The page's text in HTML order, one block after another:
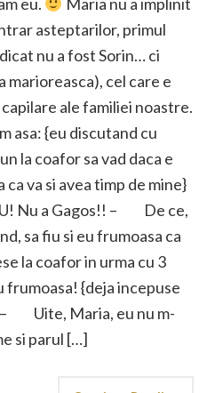
eu.
Maria nu a implinit
asteptarilor, primul
nu a fost Sorin… ci
marioreasca), cel care e
ale familiei noastre.
asa: {eu discutand cu
la coafor sa vad daca e
va si avea timp de mine}
Nu a Gagos!! – De ce,
sa fiu si eu frumoasa ca
la coafor in urma cu 3
{deja incepuse
– Uite, Maria, eu nu m-
si parul […]